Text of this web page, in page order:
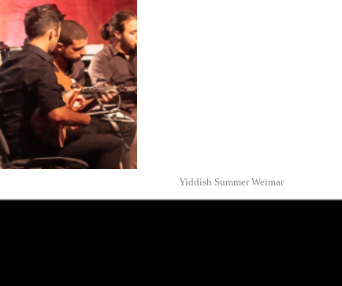
Yiddish Summer Weimar